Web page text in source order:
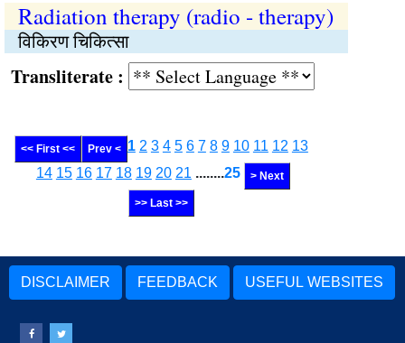
Radiation therapy (radio - therapy)
विकिरण चिकित्सा
:
<< First << Prev < 1 2 3 4 5 6 7 8 9 10 11 12 13
14 15 16 17 18 19 20 21 ........25 > Next
>> Last >>
DISCLAIMER FEEDBACK USEFUL WEBSITES